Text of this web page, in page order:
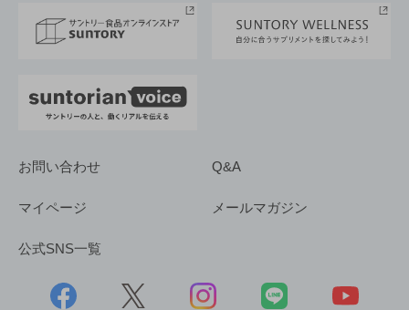
採用情報
お問い合わせ Q&A
マイページ メールマガジン
公式SNS一覧